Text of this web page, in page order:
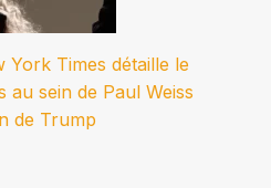
Times détaille le
sein de Paul Weiss
de Trump